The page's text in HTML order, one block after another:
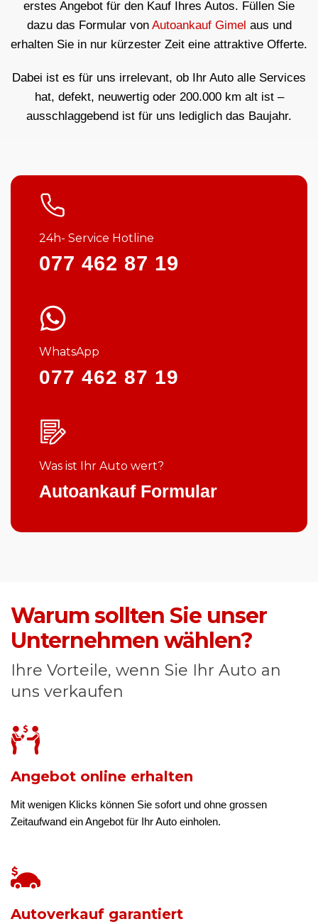
erstes Angebot für den Kauf Ihres Autos. Füllen Sie
dazu das Formular von Autoankauf Gimel aus und
erhalten Sie in nur kürzester Zeit eine attraktive Offerte.
Dabei ist es für uns irrelevant, ob Ihr Auto alle Services
hat, defekt, neuwertig oder 200.000 km alt ist –
ausschlaggebend ist für uns lediglich das Baujahr.
24h- Service Hotline
077 462 87 19
WhatsApp
077 462 87 19
Was ist Ihr Auto wert?
Autoankauf Formular
Warum sollten Sie unser
Unternehmen wählen?
Ihre Vorteile, wenn Sie Ihr Auto an
uns verkaufen
Angebot online erhalten
Mit wenigen Klicks können Sie sofort und ohne grossen
Zeitaufwand ein Angebot für Ihr Auto einholen.
Autoverkauf garantiert